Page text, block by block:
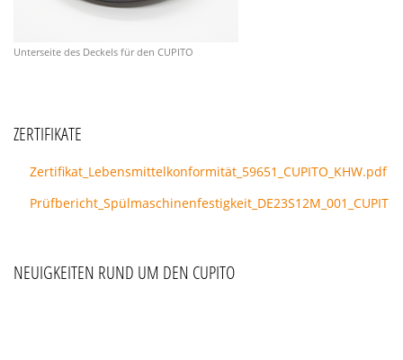
Unterseite des Deckels für den CUPITO
ZERTIFIKATE
Zertifikat_Lebensmittelkonformität_59651_CUPITO_KHW.pdf
NEUIGKEITEN RUND UM DEN CUPITO